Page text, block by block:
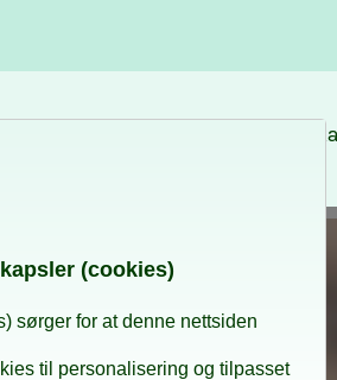
(cookies)
sørger for at denne nettsiden
til personalisering og tilpasset